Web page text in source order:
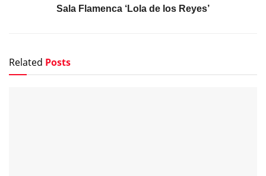
Sala Flamenca ‘Lola de los Reyes’
Related Posts